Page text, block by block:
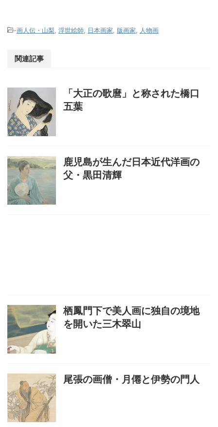
-画人伝・山梨 浮世絵師 日本画家 版画家 人物画
関連記事
「大正の歌麿」と称された橋口
五葉
鹿児島が生んだ日本近代洋画の
父・黒田清輝
栖鳳門下で美人画に独自の境地
を開いた三木翠山
尾張の画僧・月僊と伊勢の門人